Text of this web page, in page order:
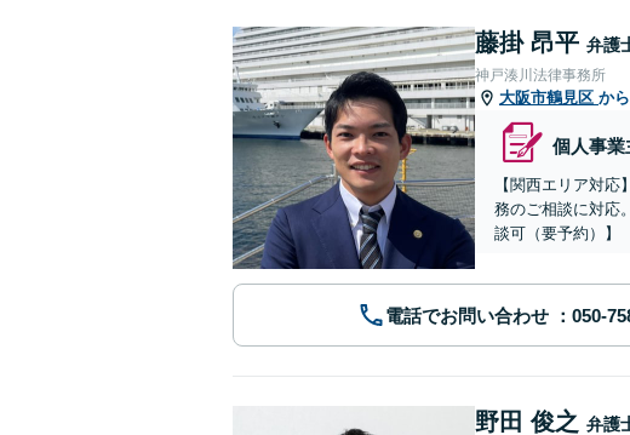
藤掛 昂平 弁護
神戸湊川法律事務所
大阪市鶴見区 か
個人事業
【関西エリア対
務のご相談に対応
談可（要予約）】
電話でお問い合わせ
野田 俊之 弁護